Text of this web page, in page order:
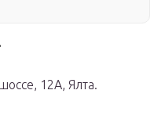
12А, Ялта.